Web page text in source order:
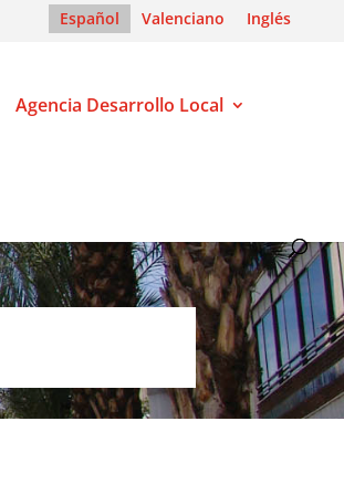
Español Valenciano Inglés
Agencia Desarrollo Local